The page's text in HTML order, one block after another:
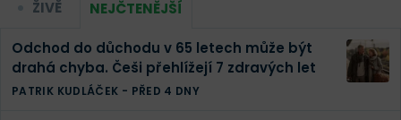
ŽIVĚ NEJČTENĚJŠÍ
Odchod do důchodu v 65 letech může být
drahá chyba. Češi přehlížejí 7 zdravých let
PATRIK KUDLÁČEK - PŘED 4 DNY